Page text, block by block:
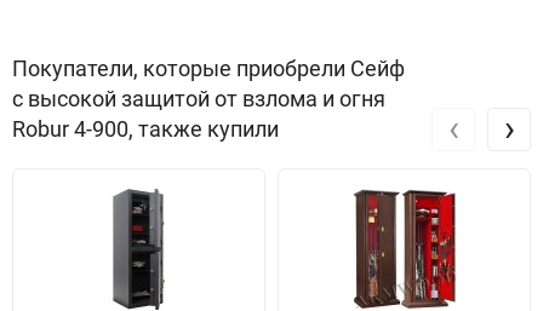
Звоните по телефону +7 495 220 33 01
Покупатели, которые приобрели Сейф
с высокой защитой от взлома и огня
Robur 4-900, также купили
‹ ›